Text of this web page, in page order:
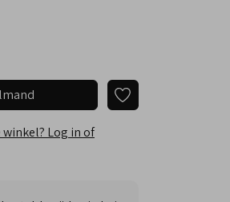
winkel? Log in of